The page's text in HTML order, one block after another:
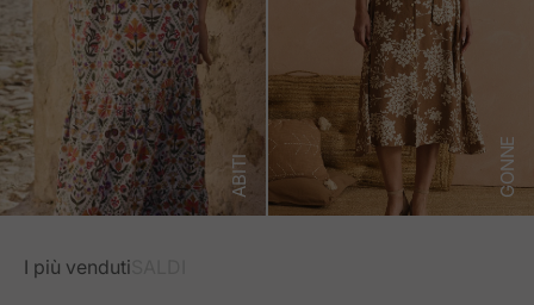
ABITI GONNE
I più venduti